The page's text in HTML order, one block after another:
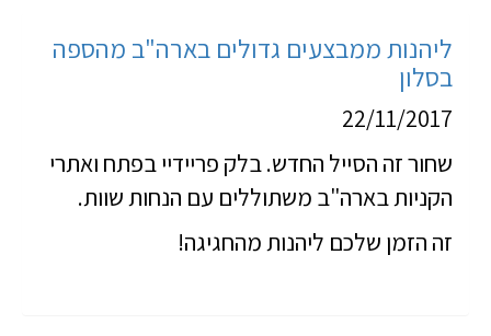
ליהנות ממבצעים גדולים בארה"ב מהספה
בסלון
22/11/2017
שחור זה הסייל החדש. בלק פריידיי בפתח ואתרי
הקניות בארה"ב משתוללים עם הנחות שוות.
זה הזמן שלכם ליהנות מהחגיגה!